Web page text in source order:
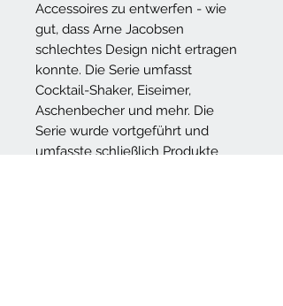
Accessoires zu entwerfen - wie
gut, dass Arne Jacobsen
schlechtes Design nicht ertragen
konnte. Die Serie umfasst
Cocktail-Shaker, Eiseimer,
Aschenbecher und mehr. Die
Serie wurde vortgeführt und
umfasste schließlich Produkte